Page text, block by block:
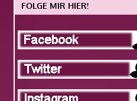
FOLGE MIR HIER!